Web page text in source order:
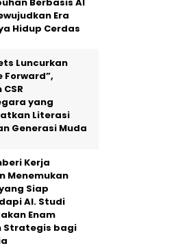
Era
Hidup Cerdas
Luncurkan
Forward”,
yang
Literasi
Generasi Muda
Kerja
Menemukan
Siap
AI. Studi
Enam
Strategis bagi